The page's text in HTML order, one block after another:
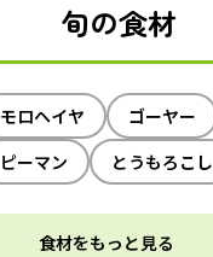
旬の食材
モロヘイヤ ゴーヤー
ピーマン とうもろこし
食材をもっと見る